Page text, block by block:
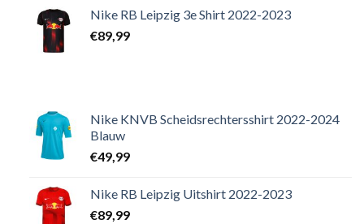
Nike RB Leipzig 3e Shirt 2022-2023
€89,99
Nike KNVB Scheidsrechtersshirt 2022-2024
Blauw
€49,99
Nike RB Leipzig Uitshirt 2022-2023
€89,99